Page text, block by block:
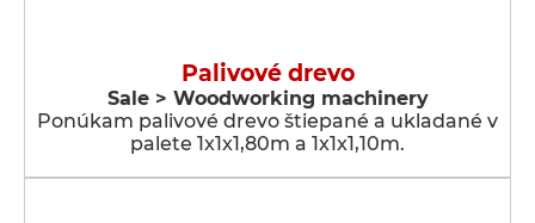
Palivové drevo
Sale > Woodworking machinery
Ponúkam palivové drevo štiepané a ukladané v
palete 1x1x1,80m a 1x1x1,10m.